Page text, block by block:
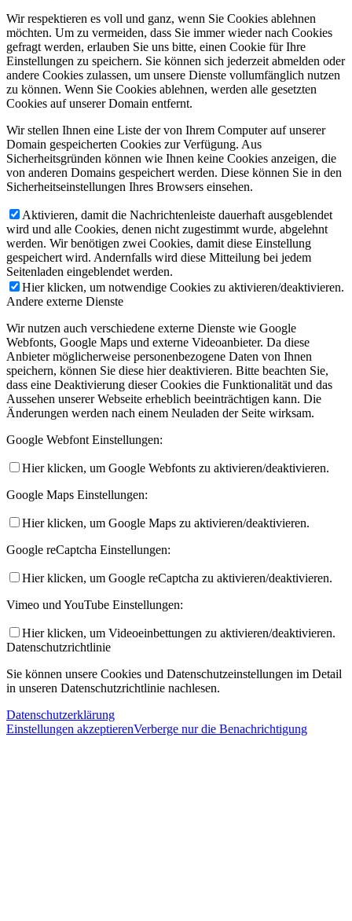
Wir respektieren es voll und ganz, wenn Sie Cookies ablehnen
möchten. Um zu vermeiden, dass Sie immer wieder nach Cookies
gefragt werden, erlauben Sie uns bitte, einen Cookie für Ihre
Einstellungen zu speichern. Sie können sich jederzeit abmelden oder
andere Cookies zulassen, um unsere Dienste vollumfänglich nutzen
zu können. Wenn Sie Cookies ablehnen, werden alle gesetzten
Cookies auf unserer Domain entfernt.
Wir stellen Ihnen eine Liste der von Ihrem Computer auf unserer
Domain gespeicherten Cookies zur Verfügung. Aus
Sicherheitsgründen können wie Ihnen keine Cookies anzeigen, die
von anderen Domains gespeichert werden. Diese können Sie in den
Sicherheitseinstellungen Ihres Browsers einsehen.
Aktivieren, damit die Nachrichtenleiste dauerhaft ausgeblendet
wird und alle Cookies, denen nicht zugestimmt wurde, abgelehnt
werden. Wir benötigen zwei Cookies, damit diese Einstellung
gespeichert wird. Andernfalls wird diese Mitteilung bei jedem
Seitenladen eingeblendet werden.
Hier klicken, um notwendige Cookies zu aktivieren/deaktivieren.
Andere externe Dienste
Wir nutzen auch verschiedene externe Dienste wie Google
Webfonts, Google Maps und externe Videoanbieter. Da diese
Anbieter möglicherweise personenbezogene Daten von Ihnen
speichern, können Sie diese hier deaktivieren. Bitte beachten Sie,
dass eine Deaktivierung dieser Cookies die Funktionalität und das
Aussehen unserer Webseite erheblich beeinträchtigen kann. Die
Änderungen werden nach einem Neuladen der Seite wirksam.
Google Webfont Einstellungen:
Hier klicken, um Google Webfonts zu aktivieren/deaktivieren.
Google Maps Einstellungen:
Hier klicken, um Google Maps zu aktivieren/deaktivieren.
Google reCaptcha Einstellungen:
Hier klicken, um Google reCaptcha zu aktivieren/deaktivieren.
Vimeo und YouTube Einstellungen:
Hier klicken, um Videoeinbettungen zu aktivieren/deaktivieren.
Datenschutzrichtlinie
Sie können unsere Cookies und Datenschutzeinstellungen im Detail
in unseren Datenschutzrichtlinie nachlesen.
Datenschutzerklärung
Einstellungen akzeptierenVerberge nur die Benachrichtigung